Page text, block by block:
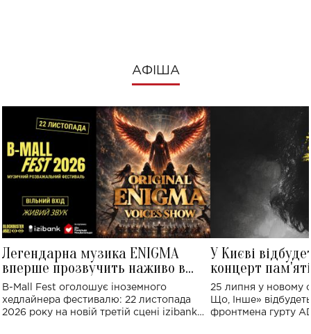
АФІША
Легендарна музика ENIGMA
вперше прозвучить наживо в
Україні: де відбудеться концерт
B-Mall Fest оголошує іноземного
хедлайнера фестивалю: 22 листопада
2026 року на новій третій сцені izibank
У Києві
концерт
Клименка:
виконають
25 липня у новому
Що, Інше»
фронтмена гурту